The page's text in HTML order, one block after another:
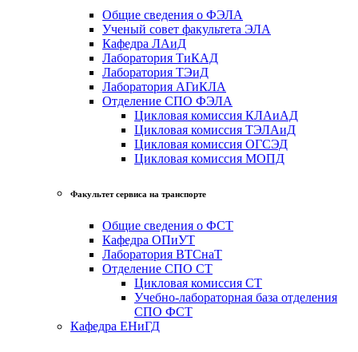
Общие сведения о ФЭЛА
Ученый совет факультета ЭЛА
Кафедра ЛАиД
Лаборатория ТиКАД
Лаборатория ТЭиД
Лаборатория АГиКЛА
Отделение СПО ФЭЛА
Цикловая комиссия КЛАиАД
Цикловая комиссия ТЭЛАиД
Цикловая комиссия ОГСЭД
Цикловая комиссия МОПД
Факультет сервиса на транспорте
Общие сведения о ФСТ
Кафедра ОПиУТ
Лаборатория ВТСнаТ
Отделение СПО СТ
Цикловая комиссия СТ
Учебно-лабораторная база отделения
СПО ФСТ
Кафедра ЕНиГД